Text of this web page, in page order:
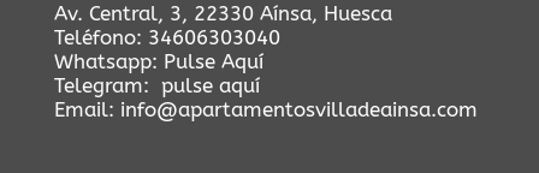
Av. Central, 3, 22330 Aínsa, Huesca
Teléfono: 34606303040
Whatsapp: Pulse Aquí
Telegram: pulse aquí
Email: info@apartamentosvilladeainsa.com